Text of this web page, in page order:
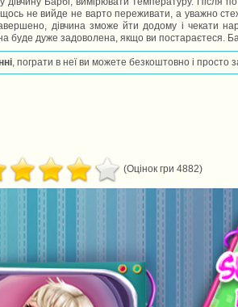
не вийде не варто переживати, а уважно
дівчина зможе йти додому і чекати
буде дуже задоволена, якщо ви постараєтеся.
, пограти в неї ви можете безкоштовно і просто
(Оцінок гри 4882)